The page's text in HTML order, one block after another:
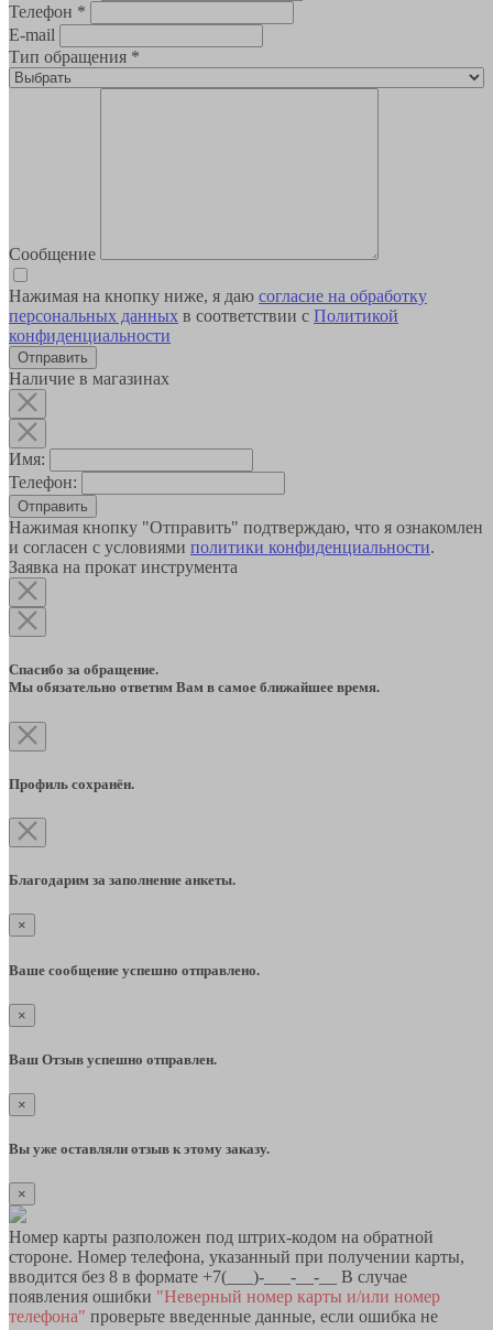
Телефон *
E-mail
Тип обращения *
Сообщение
Нажимая на кнопку ниже, я даю согласие на обработку
персональных данных в соответствии с Политикой
конфиденциальности
Наличие в магазинах
Имя:
Телефон:
Отправить
Нажимая кнопку "Отправить" подтверждаю, что я ознакомлен
и согласен с условиями политики конфиденциальности.
Заявка на прокат инструмента
Спасибо за обращение.
Мы обязательно ответим Вам в самое ближайшее время.
Профиль сохранён.
Благодарим за заполнение анкеты.
×
Ваше сообщение успешно отправлено.
×
Ваш Отзыв успешно отправлен.
×
Вы уже оставляли отзыв к этому заказу.
×
Номер карты разположен под штрих-кодом на обратной
стороне. Номер телефона, указанный при получении карты,
вводится без 8 в формате +7(___)-___-__-__ В случае
появления ошибки "Неверный номер карты и/или номер
телефона" проверьте введенные данные, если ошибка не